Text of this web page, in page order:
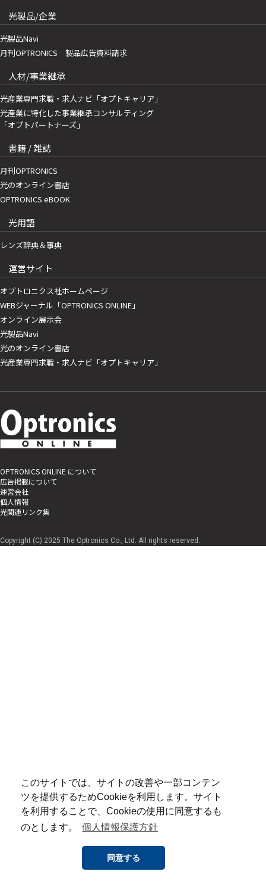
このサイトでは、サイトの改善や一部コンテン
ツを提供するためCookieを利用します。サイト
を利用することで、Cookieの使用に同意するも
のとします。
個人情報保護方針
同意する
光製品/企業
光製品Navi
月刊OPTRONICS 製品広告資料請求
人材/事業継承
光産業専門求職・求人ナビ「オプトキャリア」
光産業に特化した事業継承コンサルティング
「オプトパートナーズ」
書籍 / 雑誌
月刊OPTRONICS
光のオンライン書店
OPTRONICS eBOOK
光用語
レンズ辞典＆事典
運営サイト
オプトロニクス社ホームページ
WEBジャーナル「OPTRONICS ONLINE」
オンライン展示会
光製品Navi
光のオンライン書店
光産業専門求職・求人ナビ「オプトキャリア」
OPTRONICS ONLINE について
広告掲載について
運営会社
個人情報
光関連リンク集
Copyright (C) 2025 The Optronics Co., Ltd. All rights reserved.